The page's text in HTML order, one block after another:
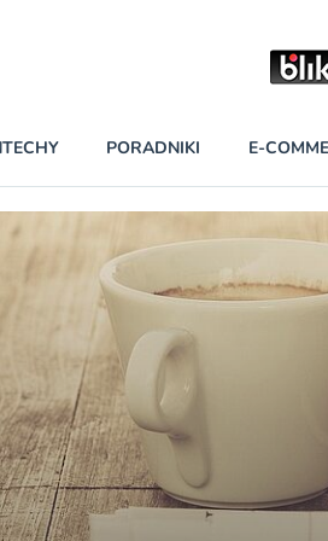
BEZPIECZEŃSTWO
INNI NAPISALI
PRAWO
RAPORTY SPECJALNE
PORADNIKI E-